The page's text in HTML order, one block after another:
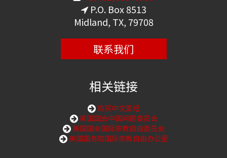
P.O. Box 8513
Midland, TX, 79708
联系我们
相关链接
购买中文圣经
美国国会中国问题委员会
美国国会国际宗教自由委员会
美国国务院国际宗教自由办公室